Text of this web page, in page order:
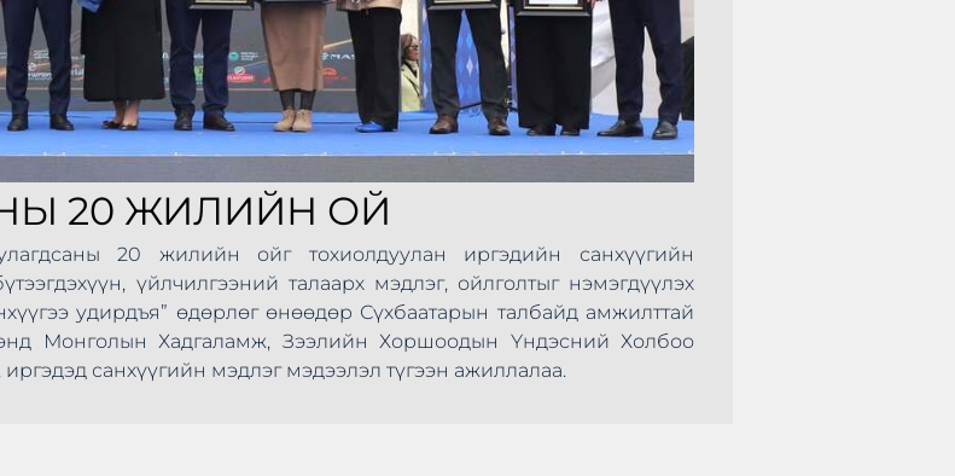
20 ЖИЛИЙН ОЙ
20 жилийн ойг тохиолдуулан иргэдийн санхүүгийн
үйлчилгээний талаарх мэдлэг, ойлголтыг нэмэгдүүлэх
удирдъя” өдөрлөг өнөөдөр Сүхбаатарын талбайд амжилттай
Монголын Хадгаламж, Зээлийн Хоршоодын Үндэсний Холбоо
санхүүгийн мэдлэг мэдээлэл түгээн ажиллалаа.